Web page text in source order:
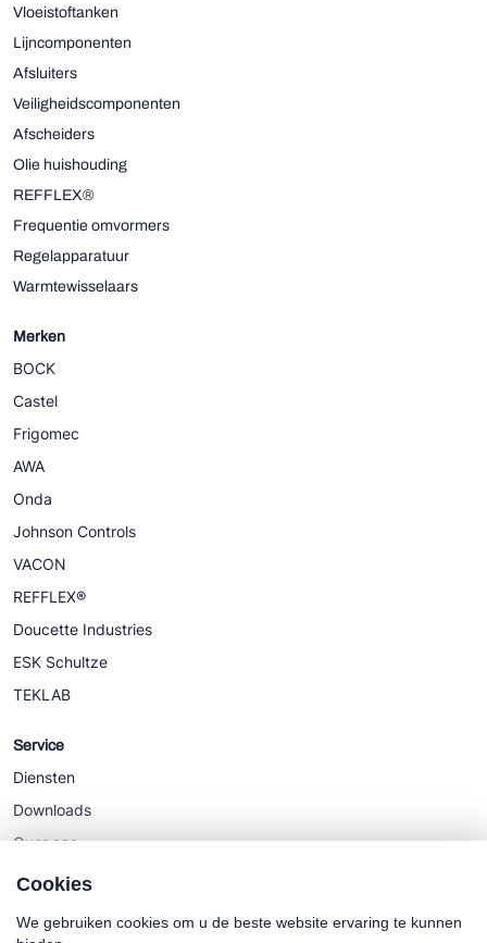
Vloeistoftanken
Lijncomponenten
Afsluiters
Veiligheidscomponenten
Afscheiders
Olie huishouding
REFFLEX®
Frequentie omvormers
Regelapparatuur
Warmtewisselaars
Merken
BOCK
Castel
Frigomec
AWA
Onda
Johnson Controls
VACON
REFFLEX®
Doucette Industries
ESK Schultze
TEKLAB
Service
Diensten
Downloads
Over ons
Nieuws
Cookies
We gebruiken cookies om u de beste website ervaring te kunnen